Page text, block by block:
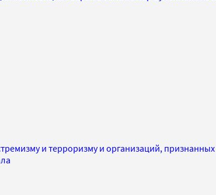
и терроризму и организаций,